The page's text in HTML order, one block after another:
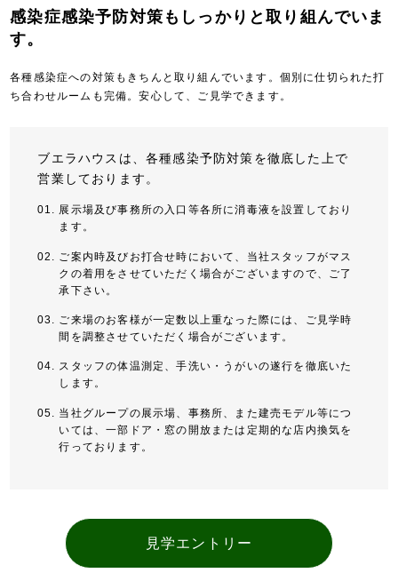
感染症感染予防対策もしっかりと取り組んでいま
す。
各種感染症への対策もきちんと取り組んでいます。個別に仕切られた打
ち合わせルームも完備。安心して、ご見学できます。
ブエラハウスは、各種感染予防対策を徹底した上で
営業しております。
展示場及び事務所の入口等各所に消毒液を設置しており
ます。
ご案内時及びお打合せ時において、当社スタッフがマス
クの着用をさせていただく場合がございますので、ご了
承下さい。
ご来場のお客様が一定数以上重なった際には、ご見学時
間を調整させていただく場合がございます。
スタッフの体温測定、手洗い・うがいの遂行を徹底いた
します。
当社グループの展示場、事務所、また建売モデル等につ
いては、一部ドア・窓の開放または定期的な店内換気を
行っております。
見学エントリー